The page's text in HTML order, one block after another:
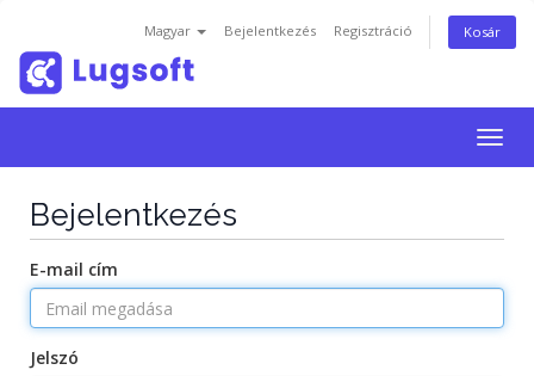
Magyar Bejelentkezés Regisztráció Kosár
Bejelentkezés
E-mail cím
Jelszó